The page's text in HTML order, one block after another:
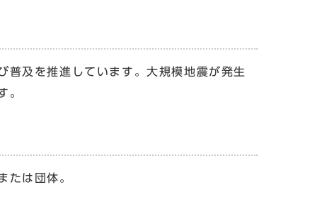
普及を推進しています。大規模地震が発生
。
たは団体。